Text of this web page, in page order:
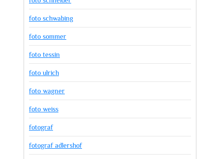
foto schwabing
foto sommer
foto tessin
foto ulrich
foto wagner
foto weiss
fotograf
fotograf adlershof